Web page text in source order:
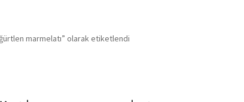
marmelatı” olarak etiketlendi